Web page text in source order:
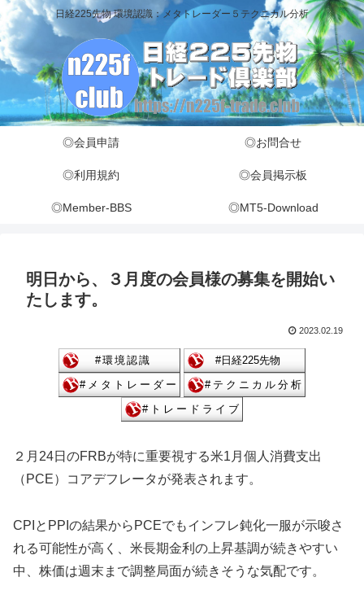
日経225先物 環境認識：メタトレーダー５テクニカル分析
◎会員申請 ◎お問合せ
◎利用規約 ◎会員掲示板
◎Member-BBS ◎MT5-Download
明日から、３月度の会員様の募集を開始い
たします。
2023.02.19
２月24日のFRBが特に重要視する米1月個人消費支出
（PCE）コアデフレータが発表されます。
CPIとPPIの結果からPCEでもインフレ鈍化一服が示唆さ
れる可能性が高く、米長期金利の上昇基調が続きやすい
中、株価は週末まで調整局面が続きそうな気配です。